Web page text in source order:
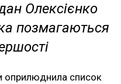
Олексієнко
позмагаються
оприлюднила список